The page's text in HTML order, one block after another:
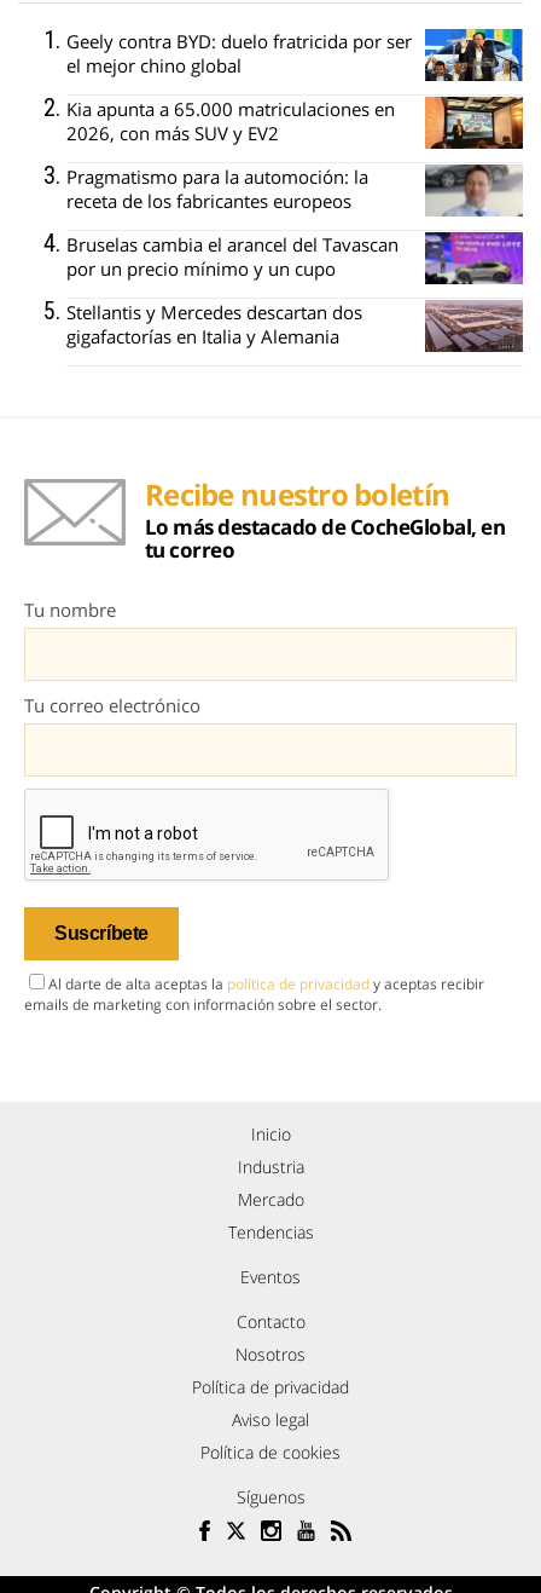
Geely contra BYD: duelo fratricida por ser
el mejor chino global
Kia apunta a 65.000 matriculaciones en
2026, con más SUV y EV2
Pragmatismo para la automoción: la
receta de los fabricantes europeos
Bruselas cambia el arancel del Tavascan
por un precio mínimo y un cupo
Stellantis y Mercedes descartan dos
gigafactorías en Italia y Alemania
Recibe nuestro boletín
Lo más destacado de CocheGlobal, en
tu correo
Tu nombre
Tu correo electrónico
Al darte de alta aceptas la política de privacidady aceptas recibir
emails de marketing con información sobre el sector.
Inicio
Industria
Mercado
Tendencias
Eventos
Contacto
Nosotros
Política de privacidad
Aviso legal
Política de cookies
Síguenos